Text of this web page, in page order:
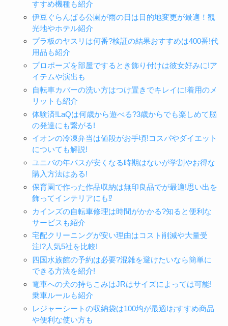
すすめ機種も紹介
伊豆ぐらんぱる公園が雨の日は目的地変更が最適！観
光地やホテル紹介
プラ板のヤスリは何番?検証の結果おすすめは400番!代
用品も紹介
プロポーズを部屋でするとき飾り付けは彼女好みに!ア
イテムや演出も
自転車カバーの洗い方はつけ置きでキレイに!着用のメ
リットも紹介
体験済!LaQは何歳から遊べる?3歳からでも楽しめて脳
の発達にも繋がる!
イオンの冷凍弁当は値段がお手頃!コスパやダイエット
についても解説!
ユニバの年パスが安くなる時期はないが学割やお得な
購入方法はある!
保育園で作った作品収納は無印良品でが最適!思い出を
飾ってインテリアにも⁉
カインズの自転車修理は時間がかかる?知ると便利な
サービスも紹介
宅配クリーニングが安い理由はコスト削減や大量受
注!?人気5社を比較!
四国水族館の予約は必要?混雑を避けたいなら簡単に
できる方法を紹介!
電車への犬の持ちこみはJRはサイズによっては可能!
乗車ルールも紹介
レジャーシートの収納袋は100均が最適!おすすめ商品
や便利な使い方も